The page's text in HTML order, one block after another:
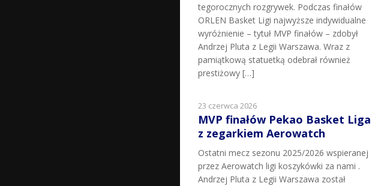
tegorocznych rozgrywek. Podczas finałów
ORLEN Basket Ligi najwyższe indywidualne
wyróżnienie – tytuł MVP finałów – zdobył
Andrzej Pluta z Legii Warszawa. Wraz z
pamiątkową statuetką odebrał również
prestiżowy […]
23 czerwca 2026
MVP finałów Pekao Basket Liga
z zegarkiem Aerowatch
Ostatni mecz sezonu 2025/2026 wspieranej
przez Aerowatch ligi koszykówki za nami .
Andrzej Pluta z Legii Warszawa został